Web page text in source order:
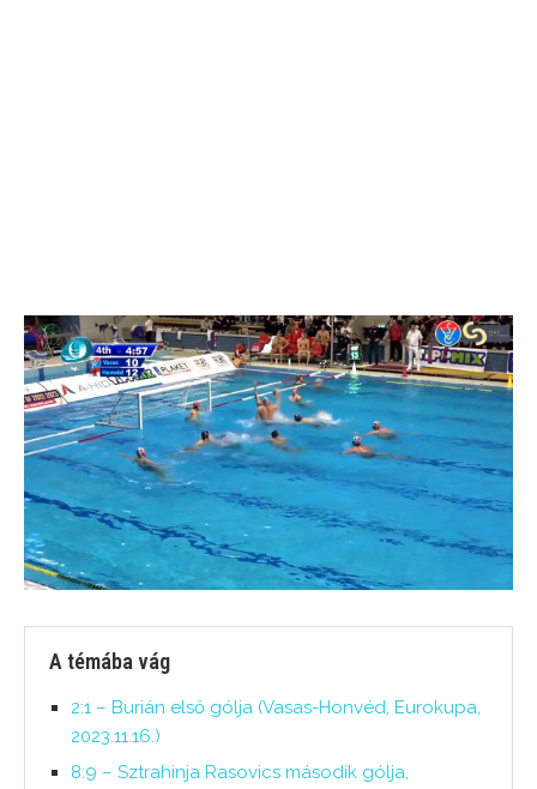
A témába vág
2:1 – Burián első gólja (Vasas-Honvéd, Eurokupa,
2023.11.16.)
8:9 – Sztrahinja Rasovics második gólja,